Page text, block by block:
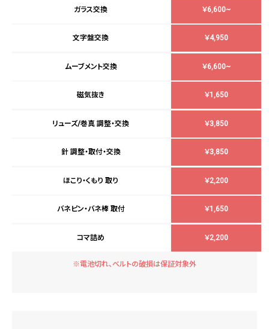
ガラス交換 ￥6,600~
文字盤交換 ￥4,950
ムーブメント交換 ￥6,600~
磁気抜き ￥1,650
リューズ/巻真 調整・交換 ￥3,850
針 調整・取付・交換 ￥3,850
ほこり・くもり 取り ￥2,200
バネピン・バネ棒 取付 ￥1,650
コマ詰め ￥2,200
※電池切れ、ベルトの破損は保証対象外